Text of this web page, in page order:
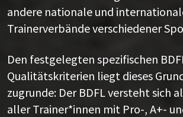
andere nationale und
Trainerverbände verschiedener
Den festgelegten spezifischen
Qualitätskriterien liegt dieses
zugrunde: Der BDFL versteht sich
aller Trainer*innen mit Pro-, A+-